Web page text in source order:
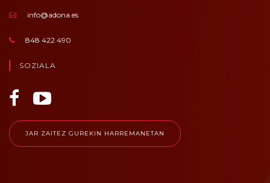
info@adona.es
848 422 490
SOZIALA
JAR ZAITEZ GUREKIN HARREMANETAN